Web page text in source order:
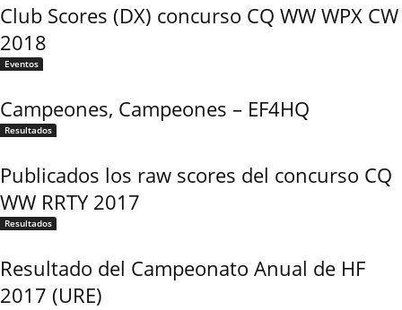
Club Scores (DX) concurso CQ WW WPX CW
2018
Eventos
Campeones, Campeones – EF4HQ
Resultados
Publicados los raw scores del concurso CQ
WW RRTY 2017
Resultados
Resultado del Campeonato Anual de HF
2017 (URE)